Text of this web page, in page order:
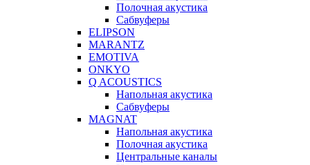
Полочная акустика
Сабвуферы
ELIPSON
MARANTZ
EMOTIVA
ONKYO
Q ACOUSTICS
Напольная акустика
Сабвуферы
MAGNAT
Напольная акустика
Полочная акустика
Центральные каналы